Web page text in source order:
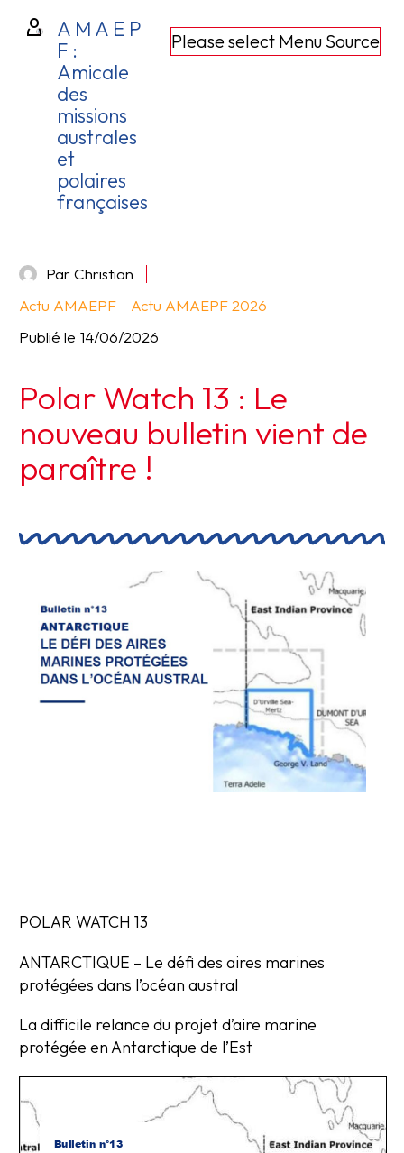
Please select Menu Source
A M A E P
F :
Amicale
des
missions
australes
et
polaires
françaises
Par Christian
Actu AMAEPF
Actu AMAEPF 2026
Publié le 14/06/2026
Polar Watch 13 : Le
nouveau bulletin vient de
paraître !
POLAR WATCH 13
ANTARCTIQUE – Le défi des aires marines
protégées dans l’océan austral
La difficile relance du projet d’aire marine
protégée en Antarctique de l’Est